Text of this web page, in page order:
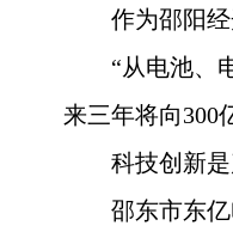
作为邵阳
“从电池、
来三年将向300
科技创新
邵东市东